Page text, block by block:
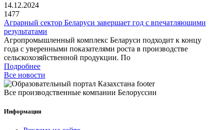
14.12.2024
1477
Аграрный сектор Беларуси завершает год с впечатляющими
результатами
Агропромышленный комплекс Беларуси подходит к концу
года с уверенными показателями роста в производстве
сельскохозяйственной продукции. По
Подробнее
Все новости
Все производственные компании Белоруссии
Информация